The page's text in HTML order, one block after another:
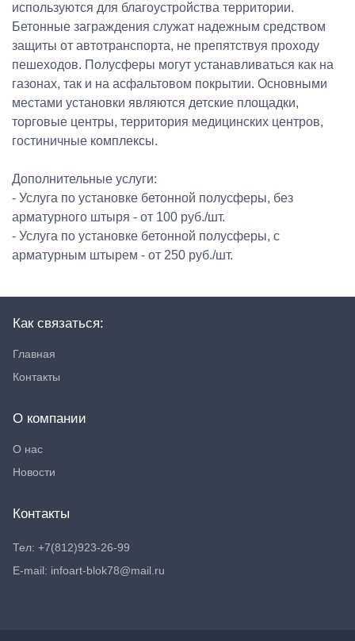
используются для благоустройства территории.
Бетонные заграждения служат надежным средством
защиты от автотранспорта, не препятствуя проходу
пешеходов. Полусферы могут устанавливаться как на
газонах, так и на асфальтовом покрытии. Основными
местами установки являются детские площадки,
торговые центры, территория медицинских центров,
гостиничные комплексы.
Дополнительные услуги:
- Услуга по установке бетонной полусферы, без
арматурного штыря - от 100 руб./шт.
- Услуга по установке бетонной полусферы, с
арматурным штырем - от 250 руб./шт.
Как связаться:
Главная
Контакты
О компании
О нас
Новости
Контакты
Тел: +7(812)923-26-99
E-mail: infoart-blok78@mail.ru